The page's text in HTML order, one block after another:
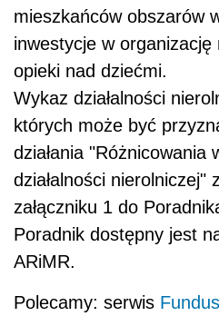
mieszkańców obszarów
inwestycje w
opieki nad dziećmi.
Wykaz działalności
których może być
działania "Różnicowania
działalności nierolniczej"
załączniku 1 do
Poradnik dostępny jest
ARiMR.
Polecamy: serwis